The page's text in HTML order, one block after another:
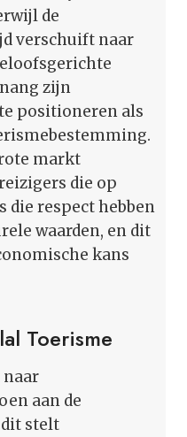
de
verschuift naar
zijn
positioneren als
markt
die op
die respect hebben
waarden, en dit
kans
Toerisme
aan de
stelt